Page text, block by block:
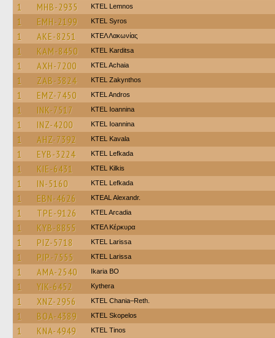
1 MHB-2935 KTEL Lemnos
1 EMH-2199 KTEL Syros
1 AKE-8251 ΚΤΕΛ Λακωνίας
1 KAM-8450 ΚΤΕL Karditsa
1 AXH-7200 KTEL Achaia
1 ZAB-3824 KTEL Zakynthos
1 EMZ-7450 KTEL Andros
1 INK-7517 KTEL Ioannina
1 INZ-4200 KTEL Ioannina
1 AHZ-7392 KTEL Kavala
1 EYB-3224 KTEL Lefkada
1 KIE-6431 KTEL Kilkis
1 IN-5160 KTEL Lefkada
1 EBN-4626 KTEAL Alexandr.
1 TPE-9126 KTEL Arcadia
1 KYB-8855 ΚΤΕΛ Κέρκυρα
1 PIZ-5718 KTEL Larissa
1 PIP-7555 KTEL Larissa
1 AMA-2540 Ikaria BO
1 YIK-6452 Kythera
1 XNZ-2956 KTEL Chania–Reth.
1 BOA-4389 KTEL Skopelos
1 KNA-4949 KTEL Tinos